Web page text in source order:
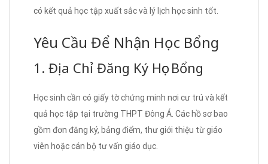
có kết quả học tập xuất sắc và lý lịch học sinh tốt.
Yêu Cầu Để Nhận Học Bổng
1. Địa Chỉ Đăng Ký Học Bổng
Học sinh cần có giấy tờ chứng minh nơi cư trú và kết
quả học tập tại trường THPT Đông Á. Các hồ sơ bao
gồm đơn đăng ký, bảng điểm, thư giới thiệu từ giáo
viên hoặc cán bộ tư vấn giáo dục.